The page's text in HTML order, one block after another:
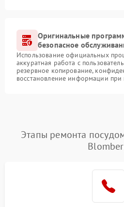
Оригинальные
безопасное
Использование официальных
аккуратная работа с
резервное копирование,
восстановление информации
Этапы ремонта